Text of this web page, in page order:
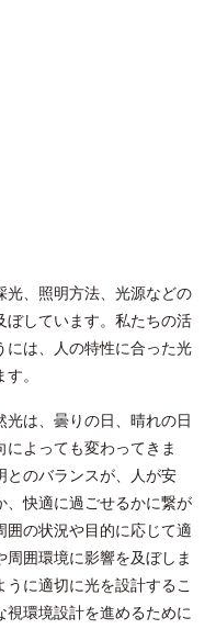
光、照明方法、光源などの
ぼしています。私たちの活
には、人の特性に合った光
。
は、曇りの日、晴れの日
よっても変わってきま
とのバランスが、人が安
、快適に過ごせるかに繋が
囲の状況や目的に応じて適
囲環境に影響を及ぼしま
に適切に光を設計するこ
視環境設計を進めるために